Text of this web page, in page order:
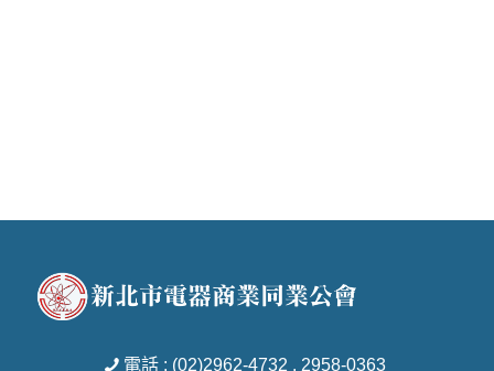
電話 : (02)2962-4732 . 2958-0363